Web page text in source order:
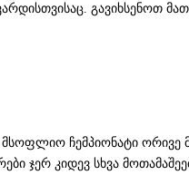
გავიხსენოთ
ჩემპიონატი ორივე
ჯერ კიდევ სხვა